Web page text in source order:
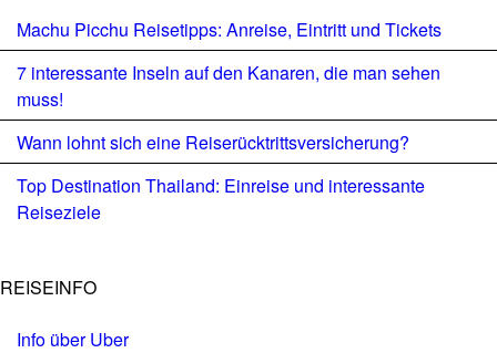
Machu Picchu Reisetipps: Anreise, Eintritt und Tickets
7 interessante Inseln auf den Kanaren, die man sehen
muss!
Wann lohnt sich eine Reiserücktrittsversicherung?
Top Destination Thailand: Einreise und interessante
Reiseziele
REISEINFO
Info über Uber